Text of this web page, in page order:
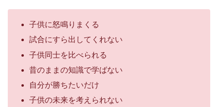
子供に怒鳴りまくる
試合にすら出してくれない
子供同士を比べられる
昔のままの知識で学ばない
自分が勝ちたいだけ
子供の未来を考えられない